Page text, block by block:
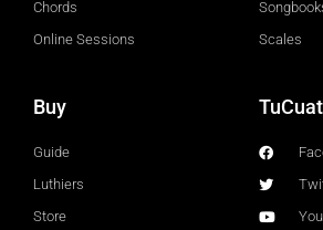
Chords
Online Sessions
Scales
Buy
Guide
Luthiers
Store